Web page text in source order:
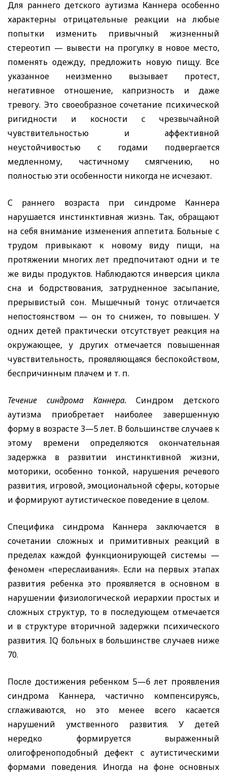
Для раннего детского аутизма Каннера особенно
характерны отрицательные реакции на любые
попытки изменить привычный жизненный
стереотип — вывести на прогулку в новое место,
поменять одежду, предложить новую пищу. Все
указанное неизменно вызывает протест,
негативное отношение, капризность и даже
тревогу. Это своеобразное сочетание психической
ригидности и косности с чрезвычайной
чувствительностью и аффективной
неустойчивостью с годами подвергается
медленному, частичному смягчению, но
полностью эти особенности никогда не исчезают.
С раннего возраста при синдроме Каннера
нарушается инстинктивная жизнь. Так, обращают
на себя внимание изменения аппетита. Больные с
трудом привыкают к новому виду пищи, на
протяжении многих лет предпочитают одни и те
же виды продуктов. Наблюдаются инверсия цикла
сна и бодрствования, затрудненное засыпание,
прерывистый сон. Мышечный тонус отличается
непостоянством — он то снижен, то повышен. У
одних детей практически отсутствует реакция на
окружающее, у других отмечается повышенная
чувствительность, проявляющаяся беспокойством,
беспричинным плачем и т. п.
Течение синдрома Каннера.Синдром детского
аутизма приобретает наиболее завершенную
форму в возрасте 3—5 лет. В большинстве случаев к
этому времени определяются окончательная
задержка в развитии инстинктивной жизни,
моторики, особенно тонкой, нарушения речевого
развития, игровой, эмоциональной сферы, которые
и формируют аутистическое поведение в целом.
Специфика синдрома Каннера заключается в
сочетании сложных и примитивных реакций в
пределах каждой функционирующей системы —
феномен «переслаивания». Если на первых этапах
развития ребенка это проявляется в основном в
нарушении физиологической иерархии простых и
сложных структур, то в последующем отмечается
и в структуре вторичной задержки психического
развития. IQ больных в большинстве случаев ниже
70.
После достижения ребенком 5—6 лет проявления
синдрома Каннера, частично компенсируясь,
сглаживаются, но это менее всего касается
нарушений умственного развития. У детей
нередко формируется выраженный
олигофреноподобный дефект с аутистическими
формами поведения. Иногда на фоне основных